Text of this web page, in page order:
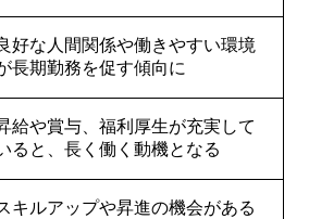
好な人間関係や働きやすい環境
長期勤務を促す傾向に
給や賞与、福利厚生が充実して
ると、長く働く動機となる
キルアップや昇進の機会がある